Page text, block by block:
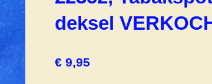
deksel
€ 9,95